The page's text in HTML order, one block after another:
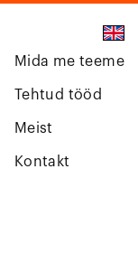
Mida me teeme
Tehtud tööd
Meist
Kontakt